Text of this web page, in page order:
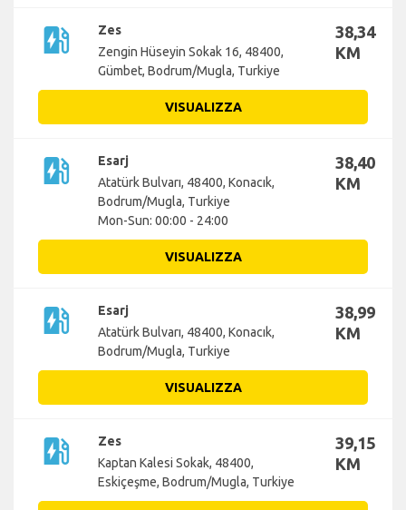
ev_station
Zes
Zengin Hüseyin Sokak 16, 48400,
Gümbet, Bodrum/Mugla, Turkiye
38,34
KM
VISUALIZZA
ev_station
Esarj
Atatürk Bulvarı, 48400, Konacık,
Bodrum/Mugla, Turkiye
Mon-Sun: 00:00 - 24:00
38,40
KM
VISUALIZZA
ev_station
Esarj
Atatürk Bulvarı, 48400, Konacık,
Bodrum/Mugla, Turkiye
38,99
KM
VISUALIZZA
ev_station
Zes
Kaptan Kalesi Sokak, 48400,
Eskiçeşme, Bodrum/Mugla, Turkiye
39,15
KM